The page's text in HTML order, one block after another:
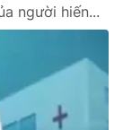
người hiến...